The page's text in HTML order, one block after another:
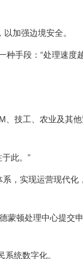
加强边境安全。
种手段：“处理速度
、技工、农业及其他
此。”
，实现运营现代化
蒙顿处理中心提交
统数字化。